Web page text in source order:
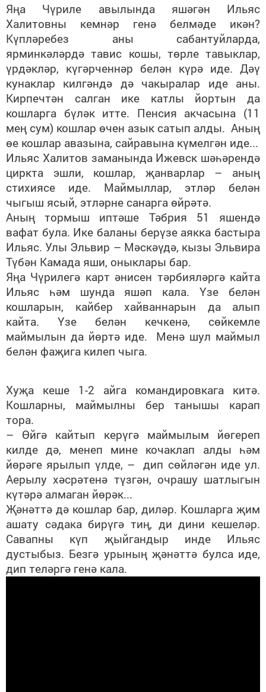
Яңа Чүриле авылында яшәгән Ильяс
Халитовны кемнәр генә белмәде икән?
Күпләребез аны сабантуйларда,
ярминкәләрдә тавис кошы, төрле тавыклар,
үрдәкләр, күгәрченнәр белән күрә иде. Дәү
кунаклар килгәндә дә чакыралар иде аны.
Кирпечтән салган ике катлы йортын да
кошларга бүләк итте. Пенсия акчасына (11
мең сум) кошлар өчен азык сатып алды. Аның
өе кошлар авазына, сайравына күмелгән иде...
Ильяс Халитов заманында Ижевск шәһәрендә
циркта эшли, кошлар, җанварлар – аның
стихиясе иде. Маймыллар, этләр белән
чыгыш ясый, этләрне санарга өйрәтә.
Аның тормыш иптәше Тәбрия 51 яшендә
вафат була. Ике баланы берүзе аякка бастыра
Ильяс. Улы Эльвир – Мәскәүдә, кызы Эльвира
Түбән Камада яши, оныклары бар.
Яңа Чүрилегә карт әнисен тәрбияләргә кайта
Ильяс һәм шунда яшәп кала. Үзе белән
кошларын, кайбер хайваннарын да алып
кайта. Үзе белән кечкенә, сөйкемле
маймылын да йөртә иде. Менә шул маймыл
белән фаҗига килеп чыга.
Хуҗа кеше 1-2 айга командировкага китә.
Кошларны, маймылны бер танышы карап
тора.
– Өйгә кайтып керүгә маймылым йөгереп
килде дә, менеп мине кочаклап алды һәм
йөрәге ярылып үлде, – дип сөйләгән иде ул.
Аерылу хәсрәтенә түзгән, очрашу шатлыгын
күтәрә алмаган йөрәк...
Җәнәттә дә кошлар бар, диләр. Кошларга җим
ашату сәдака бирүгә тиң, ди дини кешеләр.
Савапны күп җыйгандыр инде Ильяс
дустыбыз. Безгә урының җәнәттә булса иде,
дип теләргә генә кала.